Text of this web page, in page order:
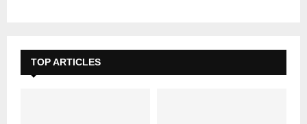
TOP ARTICLES